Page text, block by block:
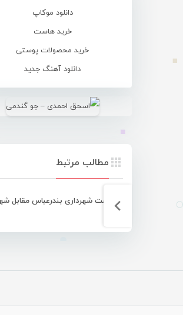
دانلود موکاپ
خرید هاست
خرید محصولات پوستی
دانلود آهنگ جدید
مطالب مرتبط